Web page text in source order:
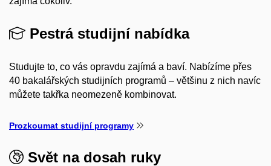
Pestrá studijní nabídka
Studujte to, co vás opravdu zajímá a baví. Nabízíme přes
40 bakalářských studijních programů – většinu z nich navíc
můžete takřka neomezeně kombinovat.
Prozkoumat studijní programy
Svět na dosah ruky